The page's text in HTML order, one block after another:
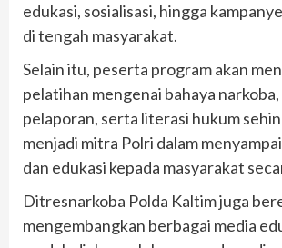
edukasi, sosialisasi, hingga
di tengah masyarakat.
Selain itu, peserta program akan
pelatihan mengenai bahaya
pelaporan, serta literasi hukum
menjadi mitra Polri dalam
dan edukasi kepada masyarakat
Ditresnarkoba Polda Kaltim juga
mengembangkan berbagai media